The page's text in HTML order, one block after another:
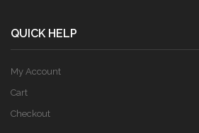
QUICK HELP
My Account
Cart
Checkout